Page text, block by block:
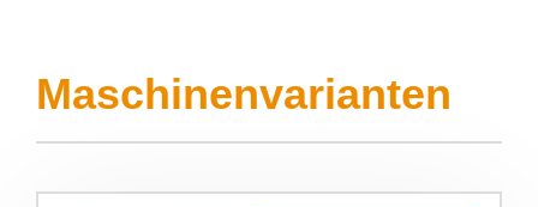
Maschinenvarianten